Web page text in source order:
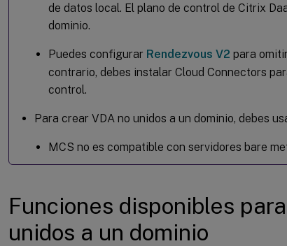
de datos local. El plano de control de Citrix
dominio.
Puedes configurar Rendezvous V2 para
contrario, debes instalar Cloud Connectors
control.
Para crear VDA no unidos a un dominio, debes
MCS no es compatible con servidores bare
Funciones disponibles
unidos a un dominio